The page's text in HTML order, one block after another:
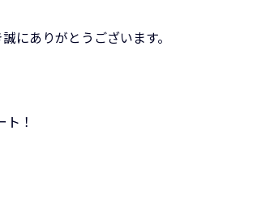
にありがとうございます。
！